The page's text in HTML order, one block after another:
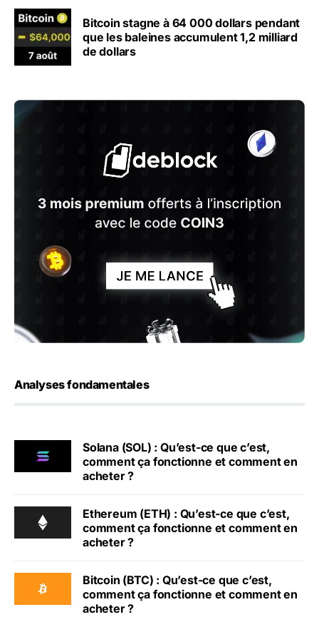
Bitcoin stagne à 64 000 dollars pendant
que les baleines accumulent 1,2 milliard
de dollars
Analyses fondamentales
Solana (SOL) : Qu’est-ce que c’est,
comment ça fonctionne et comment en
acheter ?
Ethereum (ETH) : Qu’est-ce que c’est,
comment ça fonctionne et comment en
acheter ?
Bitcoin (BTC) : Qu’est-ce que c’est,
comment ça fonctionne et comment en
acheter ?